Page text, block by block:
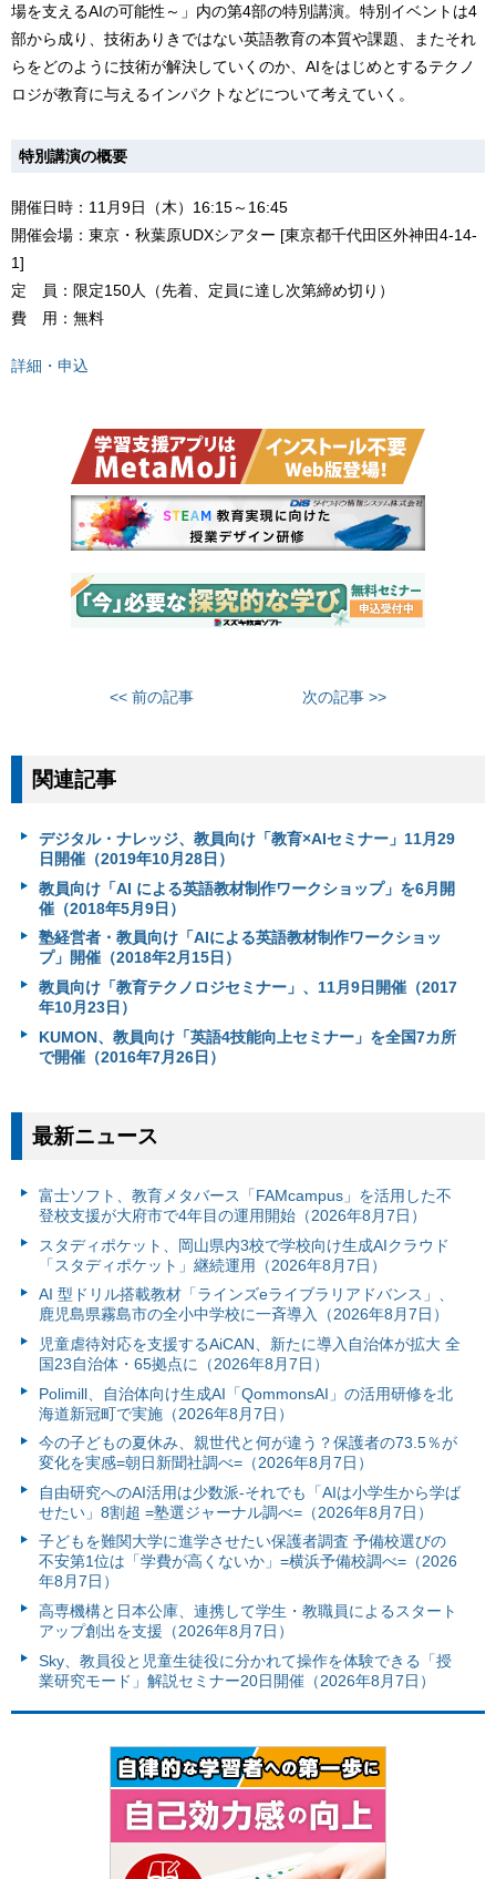
場を支えるAIの可能性～」内の第4部の特別講演。特別イベントは4
部から成り、技術ありきではない英語教育の本質や課題、またそれ
らをどのように技術が解決していくのか、AIをはじめとするテクノ
ロジが教育に与えるインパクトなどについて考えていく。
特別講演の概要
開催日時：11月9日（木）16:15～16:45
開催会場：東京・秋葉原UDXシアター [東京都千代田区外神田4-14-
1]
定 員：限定150人（先着、定員に達し次第締め切り）
費 用：無料
詳細・申込
<< 前の記事 次の記事 >>
関連記事
デジタル・ナレッジ、教員向け「教育×AIセミナー」11月29
日開催（2019年10月28日）
教員向け「AI による英語教材制作ワークショップ」を6月開
催（2018年5月9日）
塾経営者・教員向け「AIによる英語教材制作ワークショッ
プ」開催（2018年2月15日）
教員向け「教育テクノロジセミナー」、11月9日開催（2017
年10月23日）
KUMON、教員向け「英語4技能向上セミナー」を全国7カ所
で開催（2016年7月26日）
最新ニュース
富⼠ソフト、教育メタバース「FAMcampus」を活用した不
登校支援が大府市で4年目の運用開始（2026年8月7日）
スタディポケット、岡山県内3校で学校向け生成AIクラウド
「スタディポケット」継続運用（2026年8月7日）
AI 型ドリル搭載教材「ラインズeライブラリアドバンス」、
鹿児島県霧島市の全小中学校に一斉導入（2026年8月7日）
児童虐待対応を支援するAiCAN、新たに導入自治体が拡大 全
国23自治体・65拠点に（2026年8月7日）
Polimill、自治体向け生成AI「QommonsAI」の活用研修を北
海道新冠町で実施（2026年8月7日）
今の子どもの夏休み、親世代と何が違う？保護者の73.5％が
変化を実感=朝日新聞社調べ=（2026年8月7日）
自由研究へのAI活用は少数派-それでも「AIは小学生から学ば
せたい」8割超 =塾選ジャーナル調べ=（2026年8月7日）
子どもを難関大学に進学させたい保護者調査 予備校選びの
不安第1位は「学費が高くないか」=横浜予備校調べ=（2026
年8月7日）
高専機構と日本公庫、連携して学生・教職員によるスタート
アップ創出を支援（2026年8月7日）
Sky、教員役と児童生徒役に分かれて操作を体験できる「授
業研究モード」解説セミナー20日開催（2026年8月7日）